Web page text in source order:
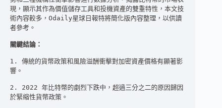
現，顯示其作為價值儲存工具和投機資產的雙重特性，本文技
術內容較多，Odaily星球日報特將簡化版內容整理，以供讀
者參考。
關鍵結論：
1. 傳統的貨幣政策和風險溢酬衝擊對加密資產價格有顯著影
響。
2. 2022 年比特幣的劇烈下跌中，超過三分之二的原因歸因
於緊縮性貨幣政策。